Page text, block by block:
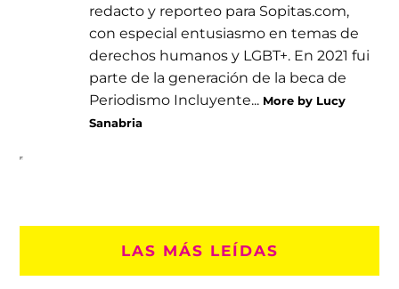
redacto y reporteo para Sopitas.com,
con especial entusiasmo en temas de
derechos humanos y LGBT+. En 2021 fui
parte de la generación de la beca de
Periodismo Incluyente... More by Lucy
Sanabria
LAS MÁS LEÍDAS